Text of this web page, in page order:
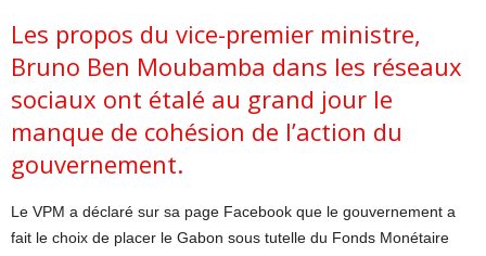
Les propos du vice-premier ministre,
Bruno Ben Moubamba dans les réseaux
sociaux ont étalé au grand jour le
manque de cohésion de l’action du
gouvernement.
Le VPM a déclaré sur sa page Facebook que le gouvernement a
fait le choix de placer le Gabon sous tutelle du Fonds Monétaire